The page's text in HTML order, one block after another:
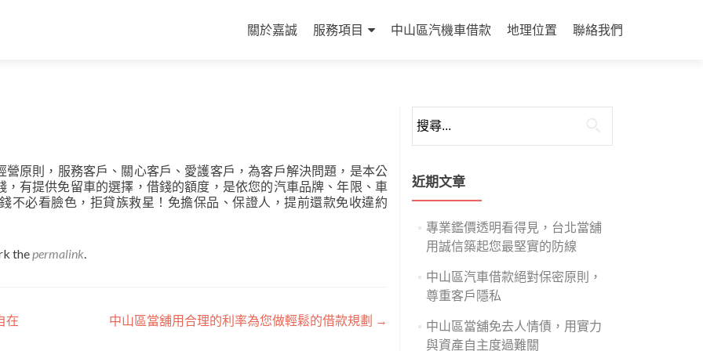
to
關於嘉誠 服務項目 中山區汽機車借款 地理位置 聯絡我們
原則，服務客戶、關心客戶、愛護客戶，為客戶解決問題，是本公
有提供免留車的選擇，借錢的額度，是依您的汽車品牌、年限、車
不必看臉色，拒貸族救星！免擔保品、保證人，提前還款免收違約
thepermalink.
在 中山區當舖用合理的利率為您做輕鬆的借款規劃 →
尋
鍵
字:
近期文章
專業鑑價透明看得見，台北當舖
用誠信築起您最堅實的防線
中山區汽車借款絕對保密原則，
尊重客戶隱私
中山區當舖免去人情債，用實力
與資產自主度過難關